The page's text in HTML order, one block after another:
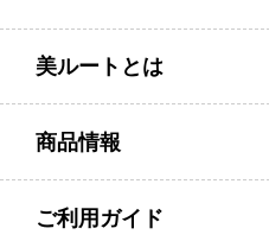
美ルートとは
商品情報
ご利用ガイド